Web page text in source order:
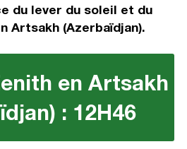
du lever du soleil et du
Artsakh (Azerbaïdjan).
en Artsakh
: 12H46